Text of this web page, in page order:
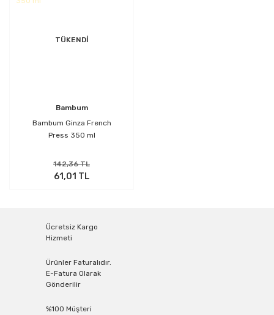
TÜKENDİ
Bambum
Bambum Ginza French
Press 350 ml
142,36 TL
61,01 TL
Ücretsiz Kargo
Hizmeti
Ürünler Faturalıdır.
E-Fatura Olarak
Gönderilir
%100 Müşteri